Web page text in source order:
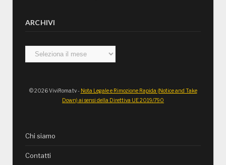
ARCHIVI
Archivi
© 2026 ViviRoma.tv - Nota Legale e Rimozione Rapida (Notice and Take
Down) ai sensi della Direttiva UE 2019/790
Chi siamo
Contatti